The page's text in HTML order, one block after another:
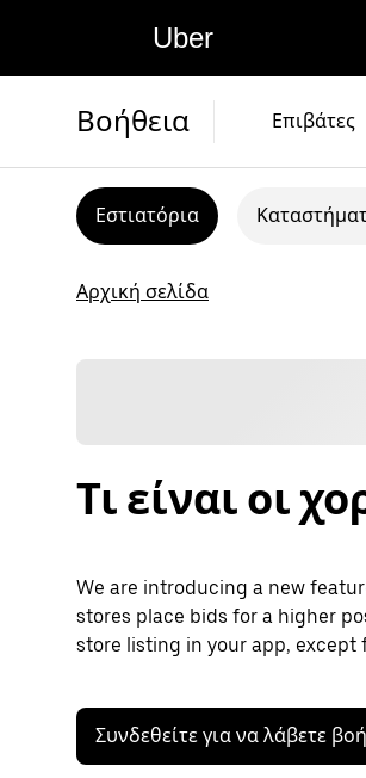
Uber
Βοήθεια Επιβάτες
Εστιατόρια
Αρχική σελίδα
Τι είναι οι
We are introducing a new
stores place bids for a higher
store listing in your app, except
Συνδεθείτε για να λάβετε